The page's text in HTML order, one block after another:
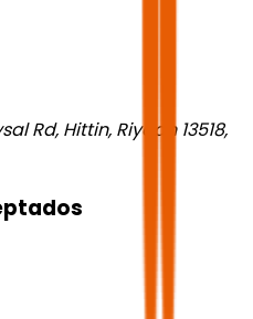
Rd, Hittin, Riyadh 13518,